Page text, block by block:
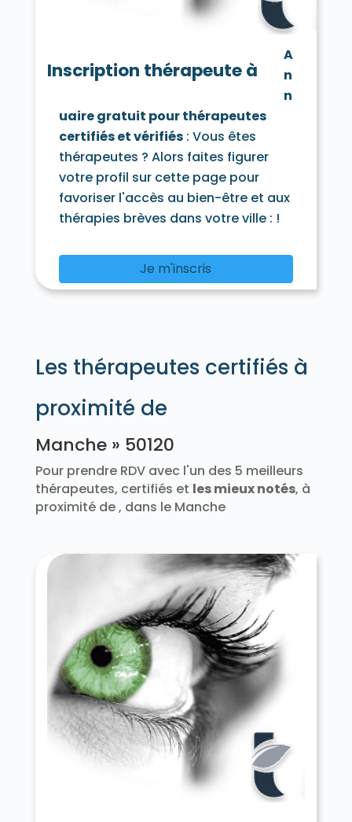
Inscription thérapeute à
A
n
n
uaire gratuit pour thérapeutes
certifiés et vérifiés: Vous êtes
thérapeutes ? Alors faites figurer
votre profil sur cette page pour
favoriser l'accès au bien-être et aux
thérapies brèves dans votre ville : !
Je m'inscris
Les thérapeutes certifiés à
proximité de
Manche » 50120
Pour prendre RDV avec l'un des 5 meilleurs
thérapeutes, certifiés et les mieux notés, à
proximité de, dans le Manche